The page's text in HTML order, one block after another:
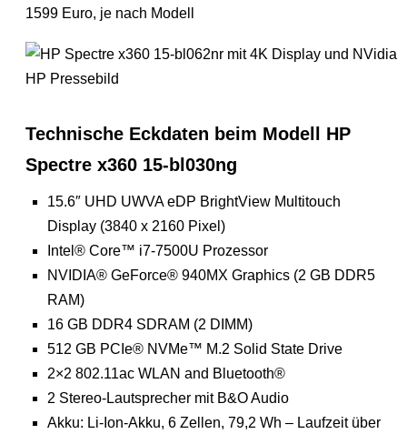
1599 Euro, je nach Modell
HP Pressebild
Technische Eckdaten beim Modell HP
Spectre x360 15-bl030ng
15.6″ UHD UWVA eDP BrightView Multitouch
Display (3840 x 2160 Pixel)
Intel® Core™ i7-7500U Prozessor
NVIDIA® GeForce® 940MX Graphics (2 GB DDR5
RAM)
16 GB DDR4 SDRAM (2 DIMM)
512 GB PCIe® NVMe™ M.2 Solid State Drive
2×2 802.11ac WLAN and Bluetooth®
2 Stereo-Lautsprecher mit B&O Audio
Akku: Li-Ion-Akku, 6 Zellen, 79,2 Wh – Laufzeit über